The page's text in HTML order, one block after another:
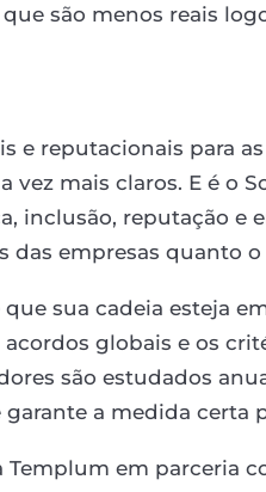
são menos reais
e reputacionais para
vez mais claros. E é o
inclusão, reputação e
das empresas quanto o
sua cadeia esteja
globais e os
são estudados
a medida certa
Templum em parceria